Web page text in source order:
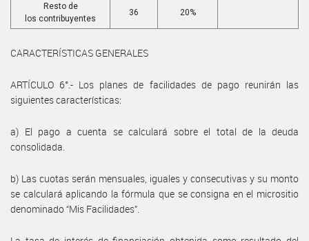
Resto de
los contribuyentes
36 20%
CARACTERÍSTICAS GENERALES
ARTÍCULO 6°.- Los planes de facilidades de pago reunirán las
siguientes características:
a) El pago a cuenta se calculará sobre el total de la deuda
consolidada.
b) Las cuotas serán mensuales, iguales y consecutivas y su monto
se calculará aplicando la fórmula que se consigna en el micrositio
denominado “Mis Facilidades”.